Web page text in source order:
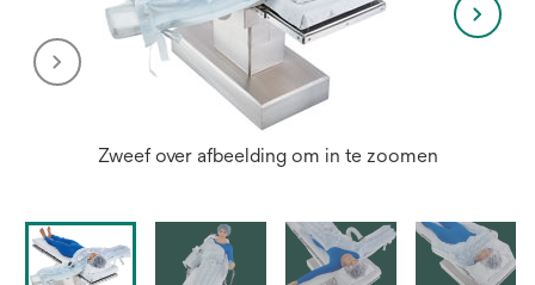
Zweef over afbeelding om in te zoomen